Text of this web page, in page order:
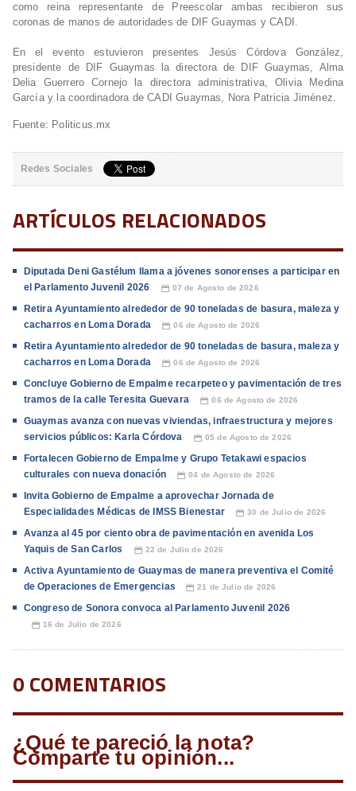
como reina representante de Preescolar ambas recibieron sus
coronas de manos de autoridades de DIF Guaymas y CADI.
En el evento estuvieron presentes Jesús Córdova González,
presidente de DIF Guaymas la directora de DIF Guaymas, Alma
Delia Guerrero Cornejo la directora administrativa, Olivia Medina
García y la coordinadora de CADI Guaymas, Nora Patricia Jiménez.
Fuente: Politicus.mx
Redes Sociales
ARTÍCULOS RELACIONADOS
Diputada Deni Gastélum llama a jóvenes sonorenses a participar en
el Parlamento Juvenil 2026
📅 07 de Agosto de 2026
Retira Ayuntamiento alrededor de 90 toneladas de basura, maleza y
cacharros en Loma Dorada
📅 06 de Agosto de 2026
Retira Ayuntamiento alrededor de 90 toneladas de basura, maleza y
cacharros en Loma Dorada
📅 06 de Agosto de 2026
Concluye Gobierno de Empalme recarpeteo y pavimentación de tres
tramos de la calle Teresita Guevara
📅 06 de Agosto de 2026
Guaymas avanza con nuevas viviendas, infraestructura y mejores
servicios públicos: Karla Córdova
📅 05 de Agosto de 2026
Fortalecen Gobierno de Empalme y Grupo Tetakawi espacios
culturales con nueva donación
📅 04 de Agosto de 2026
Invita Gobierno de Empalme a aprovechar Jornada de
Especialidades Médicas de IMSS Bienestar
📅 30 de Julio de 2026
Avanza al 45 por ciento obra de pavimentación en avenida Los
Yaquis de San Carlos
📅 22 de Julio de 2026
Activa Ayuntamiento de Guaymas de manera preventiva el Comité
de Operaciones de Emergencias
📅 21 de Julio de 2026
Congreso de Sonora convoca al Parlamento Juvenil 2026
📅 16 de Julio de 2026
0 COMENTARIOS
¿Qué te pareció la nota?
Comparte tu opinión...